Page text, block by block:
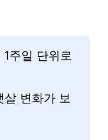
주일 단위로
살 변화가 보